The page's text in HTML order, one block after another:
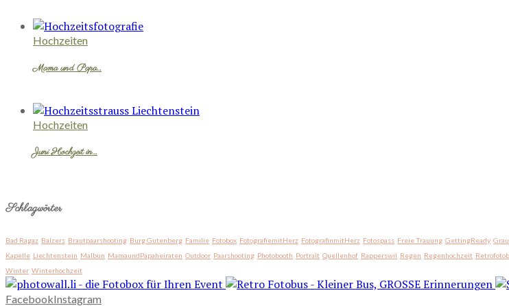
Hochzeiten
Mama und Papa…
Hochzeiten
Juni Hochzeit in…
Schlagwörter
Bad Ragaz Balzers Brautpaarshooting Burg Gutenberg Familie Fotobox FotografiemitHerz FotografinmitHerz Fotospass Freie Trauung GettingReady
Kapelle Liechtenstein Malbun MamaundPapaheiraten Outdoor Paarshooting Photobooth Portrait Quellenhof Rapperswil Regen Regenhochzeit
Winter Winterhochzeit
FacebookInstagram